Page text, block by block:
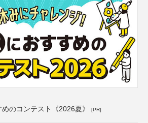
のコンテスト《2026夏》 [PR]